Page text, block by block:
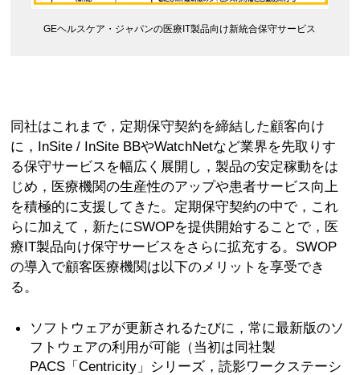
GEヘルスケア・ジャパンの医療IT製品向け新統合保守サービス
同社はこれまで，定期保守契約を締結した顧客向け
に，InSite / InSite BBやWatchNetなど業界を先取りす
る保守サービスを幅広く展開し，製品の安定稼動をは
じめ，医療機関の生産性のアップや患者サービス向上
を積極的に支援してきた。定期保守契約の中で，これ
らに加えて，新たにSWOPを提供開始することで，医
療IT製品向け保守サービスをさらに拡充する。SWOP
の導入で顧客医療機関は以下のメリットを享受でき
る。
ソフトウェアが更新されるたびに，常に最新版のソ
フトウェアの利用が可能（当初は同社製
PACS「Centricity」シリーズ，読影ワークステーシ